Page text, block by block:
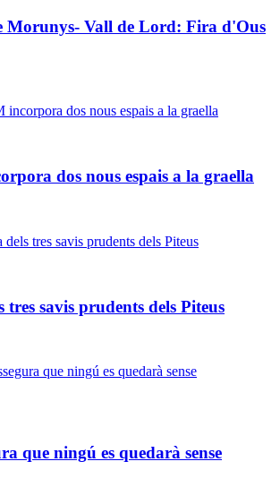
Morunys- Vall de Lord: Fira d'Ous
dos nous espais a la graella
tres savis prudents dels Piteus
que ningú es quedarà sense